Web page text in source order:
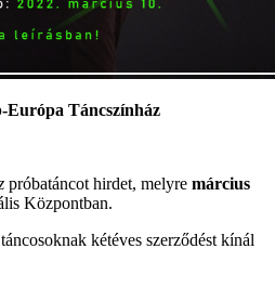
Európa Táncszínház
próbatáncot hirdet, melyre március
Központban.
kétéves szerződést kínál